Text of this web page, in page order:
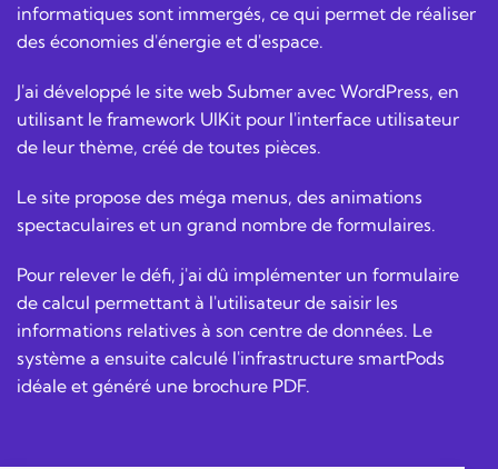
informatiques sont immergés, ce qui permet de réaliser
des économies d'énergie et d'espace.
J'ai développé le site web Submer avec WordPress, en
utilisant le framework UIKit pour l'interface utilisateur
de leur thème, créé de toutes pièces.
Le site propose des méga menus, des animations
spectaculaires et un grand nombre de formulaires.
Pour relever le défi, j'ai dû implémenter un formulaire
de calcul permettant à l'utilisateur de saisir les
informations relatives à son centre de données. Le
système a ensuite calculé l'infrastructure smartPods
idéale et généré une brochure PDF.